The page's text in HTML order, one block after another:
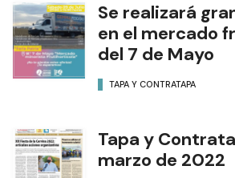
Se realizará
en el mercado
del 7 de Mayo
TAPA Y CONTRATAPA
Tapa y
marzo de 2022